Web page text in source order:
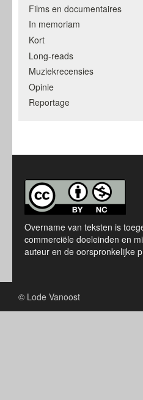
Films en documentaires
In memoriam
Kort
Long-reads
Muziekrecensies
Opinie
Reportage
Overname van teksten is
commerciële doeleinden en
auteur en de oorspronkelijke
© Lode Vanoost